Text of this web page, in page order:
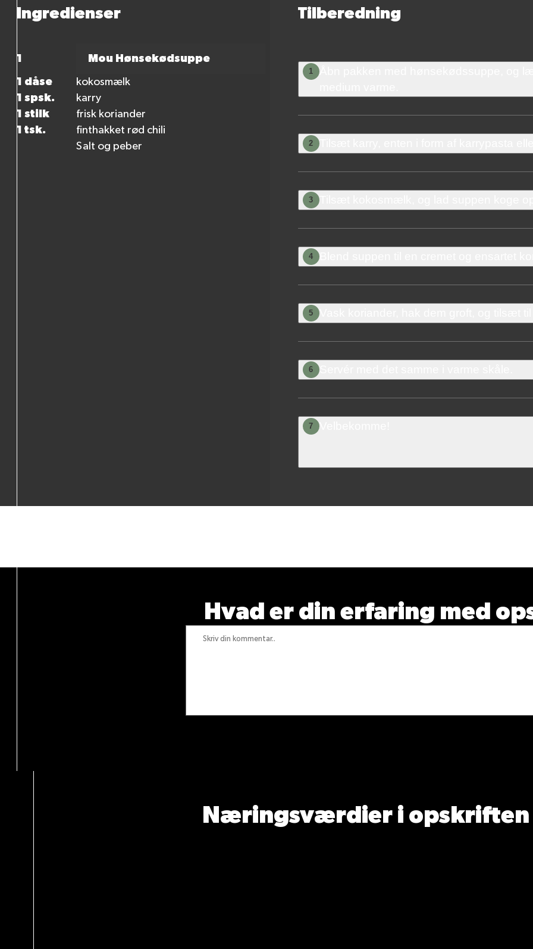
Ingredienser
1 Mou Hønsekødsuppe
1 dåse
kokosmælk
1 spsk.
karry
1 stilk
frisk koriander
1 tsk.
finthakket rød chili
Salt og peber
Tilberedning
1
Åbn pakken med hønsekødssuppe, og
2 Tilsæt karry, enten i form af karrypasta
3 Tilsæt kokosmælk, og lad suppen koge op
4 Blend suppen til en cremet og ensartet
5 Vask koriander, hak dem groft, og tilsæt til
6 Servér med det samme i varme skåle.
7 Velbekomme!
Hvad er din erfaring med
Næringsværdier i opskriften